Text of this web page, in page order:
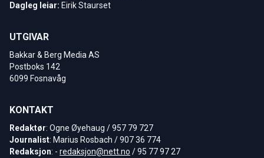
Dagleg leiar: Eirik Staurset
UTGIVAR
Bakkar & Berg Media AS
Postboks 142
6099 Fosnavåg
KONTAKT
Redaktør: Ogne Øyehaug / 957 79 727
Journalist: Marius Rosbach / 907 36 774
Redaksjon: - redaksjon@nett.no / 95 77 97 27